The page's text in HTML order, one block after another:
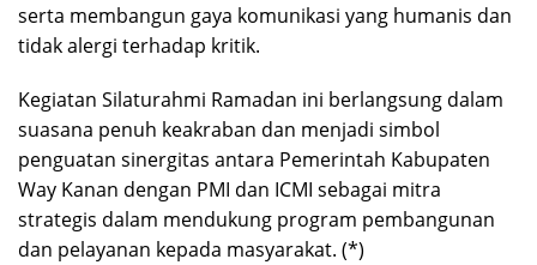
serta membangun gaya komunikasi yang humanis dan
tidak alergi terhadap kritik.
Kegiatan Silaturahmi Ramadan ini berlangsung dalam
suasana penuh keakraban dan menjadi simbol
penguatan sinergitas antara Pemerintah Kabupaten
Way Kanan dengan PMI dan ICMI sebagai mitra
strategis dalam mendukung program pembangunan
dan pelayanan kepada masyarakat. (*)